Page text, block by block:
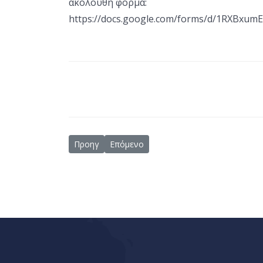
https://docs.google.com/forms/d/
Προηγούμενο άρθρο: Εκδήλωση Νομικής
Προηγ Επόμενο άρθρο: Παράλληλη δράση των
Επόμενο